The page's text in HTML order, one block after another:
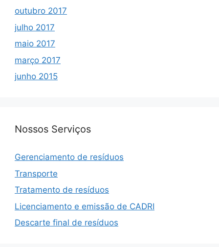
outubro 2017
julho 2017
maio 2017
março 2017
junho 2015
Nossos Serviços
Gerenciamento de resíduos
Transporte
Tratamento de resíduos
Licenciamento e emissão de CADRI
Descarte final de resíduos